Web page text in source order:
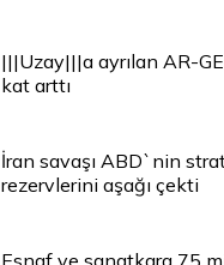
|||Uzay|||a ayrılan AR-
kat arttı
İran savaşı ABD`nin
rezervlerini aşağı çekti